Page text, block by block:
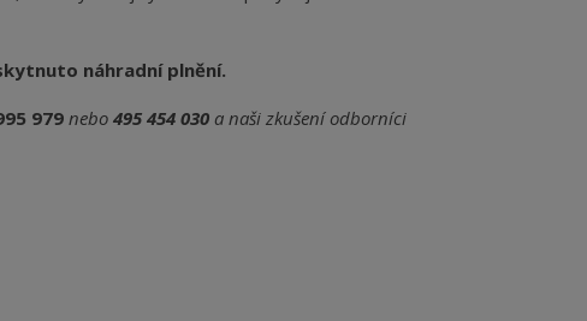
náhradní plnění.
979 nebo495 454 030 a naši zkušení odborníci